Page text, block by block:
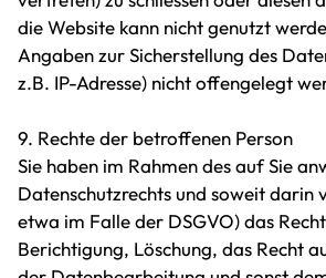
die Website kann nicht genutzt
Angaben zur Sicherstellung des
z.B. IP-Adresse) nicht offengelegt
9. Rechte der betroffenen Person
Sie haben im Rahmen des auf Sie
Datenschutzrechts und soweit darin
etwa im Falle der DSGVO) das
Berichtigung, Löschung, das Recht